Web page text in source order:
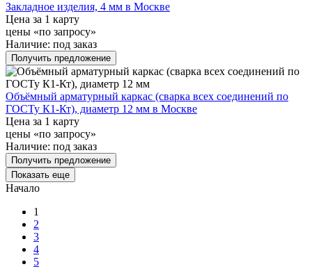
Закладное изделия, 4 мм в Москве
Цена за 1 карту
цены «по запросу»
Наличие: под заказ
Получить предложение
Объёмный арматурный каркас (сварка всех соединений по
ГОСТу К1-Кт), диаметр 12 мм в Москве
Цена за 1 карту
цены «по запросу»
Наличие: под заказ
Получить предложение
Показать еще
Начало
1
2
3
4
5